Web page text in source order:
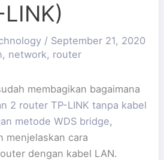
/ September 21, 2020
, network, router
membagikan bagaimana
2 router TP-LINK tanpa kabel
metode WDS bridge,
menjelaskan cara
dengan kabel LAN.